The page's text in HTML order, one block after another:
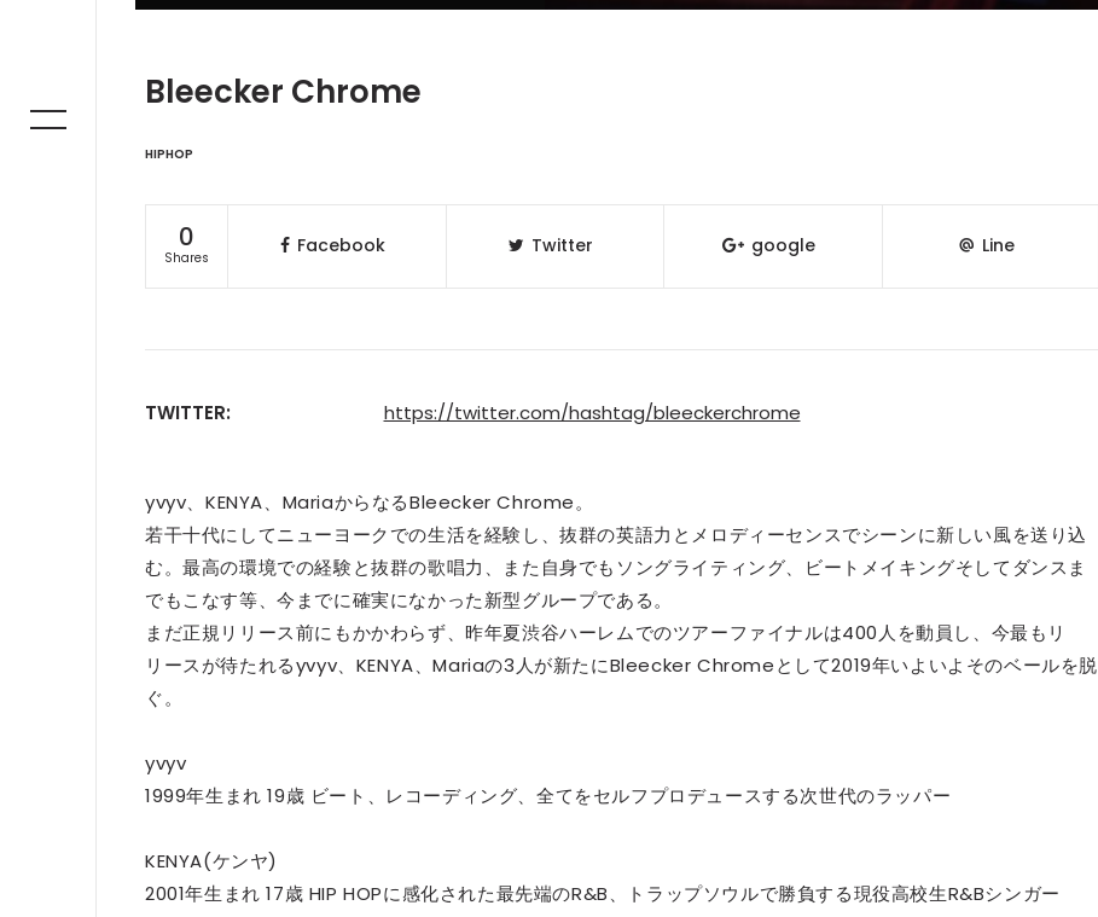
Bleecker Chrome
HIPHOP
0
Shares
Facebook Twitter google Line
TWITTER: https://twitter.com/hashtag/bleeckerchrome
yvyv、KENYA、MariaからなるBleecker Chrome。
若干十代にしてニューヨークでの生活を経験し、抜群の英語力とメロディーセンスでシーンに新しい風を送り込
む。最高の環境での経験と抜群の歌唱力、また自身でもソングライティング、ビートメイキングそしてダンスま
でもこなす等、今までに確実になかった新型グループである。
まだ正規リリース前にもかかわらず、昨年夏渋谷ハーレムでのツアーファイナルは400人を動員し、今最もリ
リースが待たれるyvyv、KENYA、Mariaの3人が新たにBleecker Chromeとして2019年いよいよそのベールを脱
ぐ。
yvyv
1999年生まれ 19歳 ビート、レコーディング、全てをセルフプロデュースする次世代のラッパー
KENYA(ケンヤ)
2001年生まれ 17歳 HIP HOPに感化された最先端のR&B、トラップソウルで勝負する現役高校生R&Bシンガー